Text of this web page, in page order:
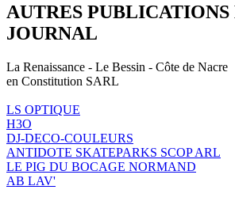
AUTRES PUBLICATIONS
JOURNAL
La Renaissance - Le Bessin - Côte de Nacre
en Constitution SARL
LS OPTIQUE
H3O
DJ-DECO-COULEURS
ANTIDOTE SKATEPARKS SCOP ARL
LE PIG DU BOCAGE NORMAND
AB LAV'